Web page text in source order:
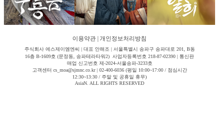
이용약관 개인정보처리방침
주식회사 에스제이엠엔씨 | 대표 안해조 | 서울특별시 송파구 송파대로 201, B동
16층 B-1609호 (문정동, 송파테라타워2) 사업자등록번호 218-87-02390 | 통신판
매업 신고번호 제-2024-서울송파-3233호
고객센터 cs_moa@sjmnc.co.kr | 02-400-6036 (평일 10:00~17:00 / 점심시간
12:30~13:30 / 주말 및 공휴일 휴무)
AsiaN. ALL RIGHTS RESERVED